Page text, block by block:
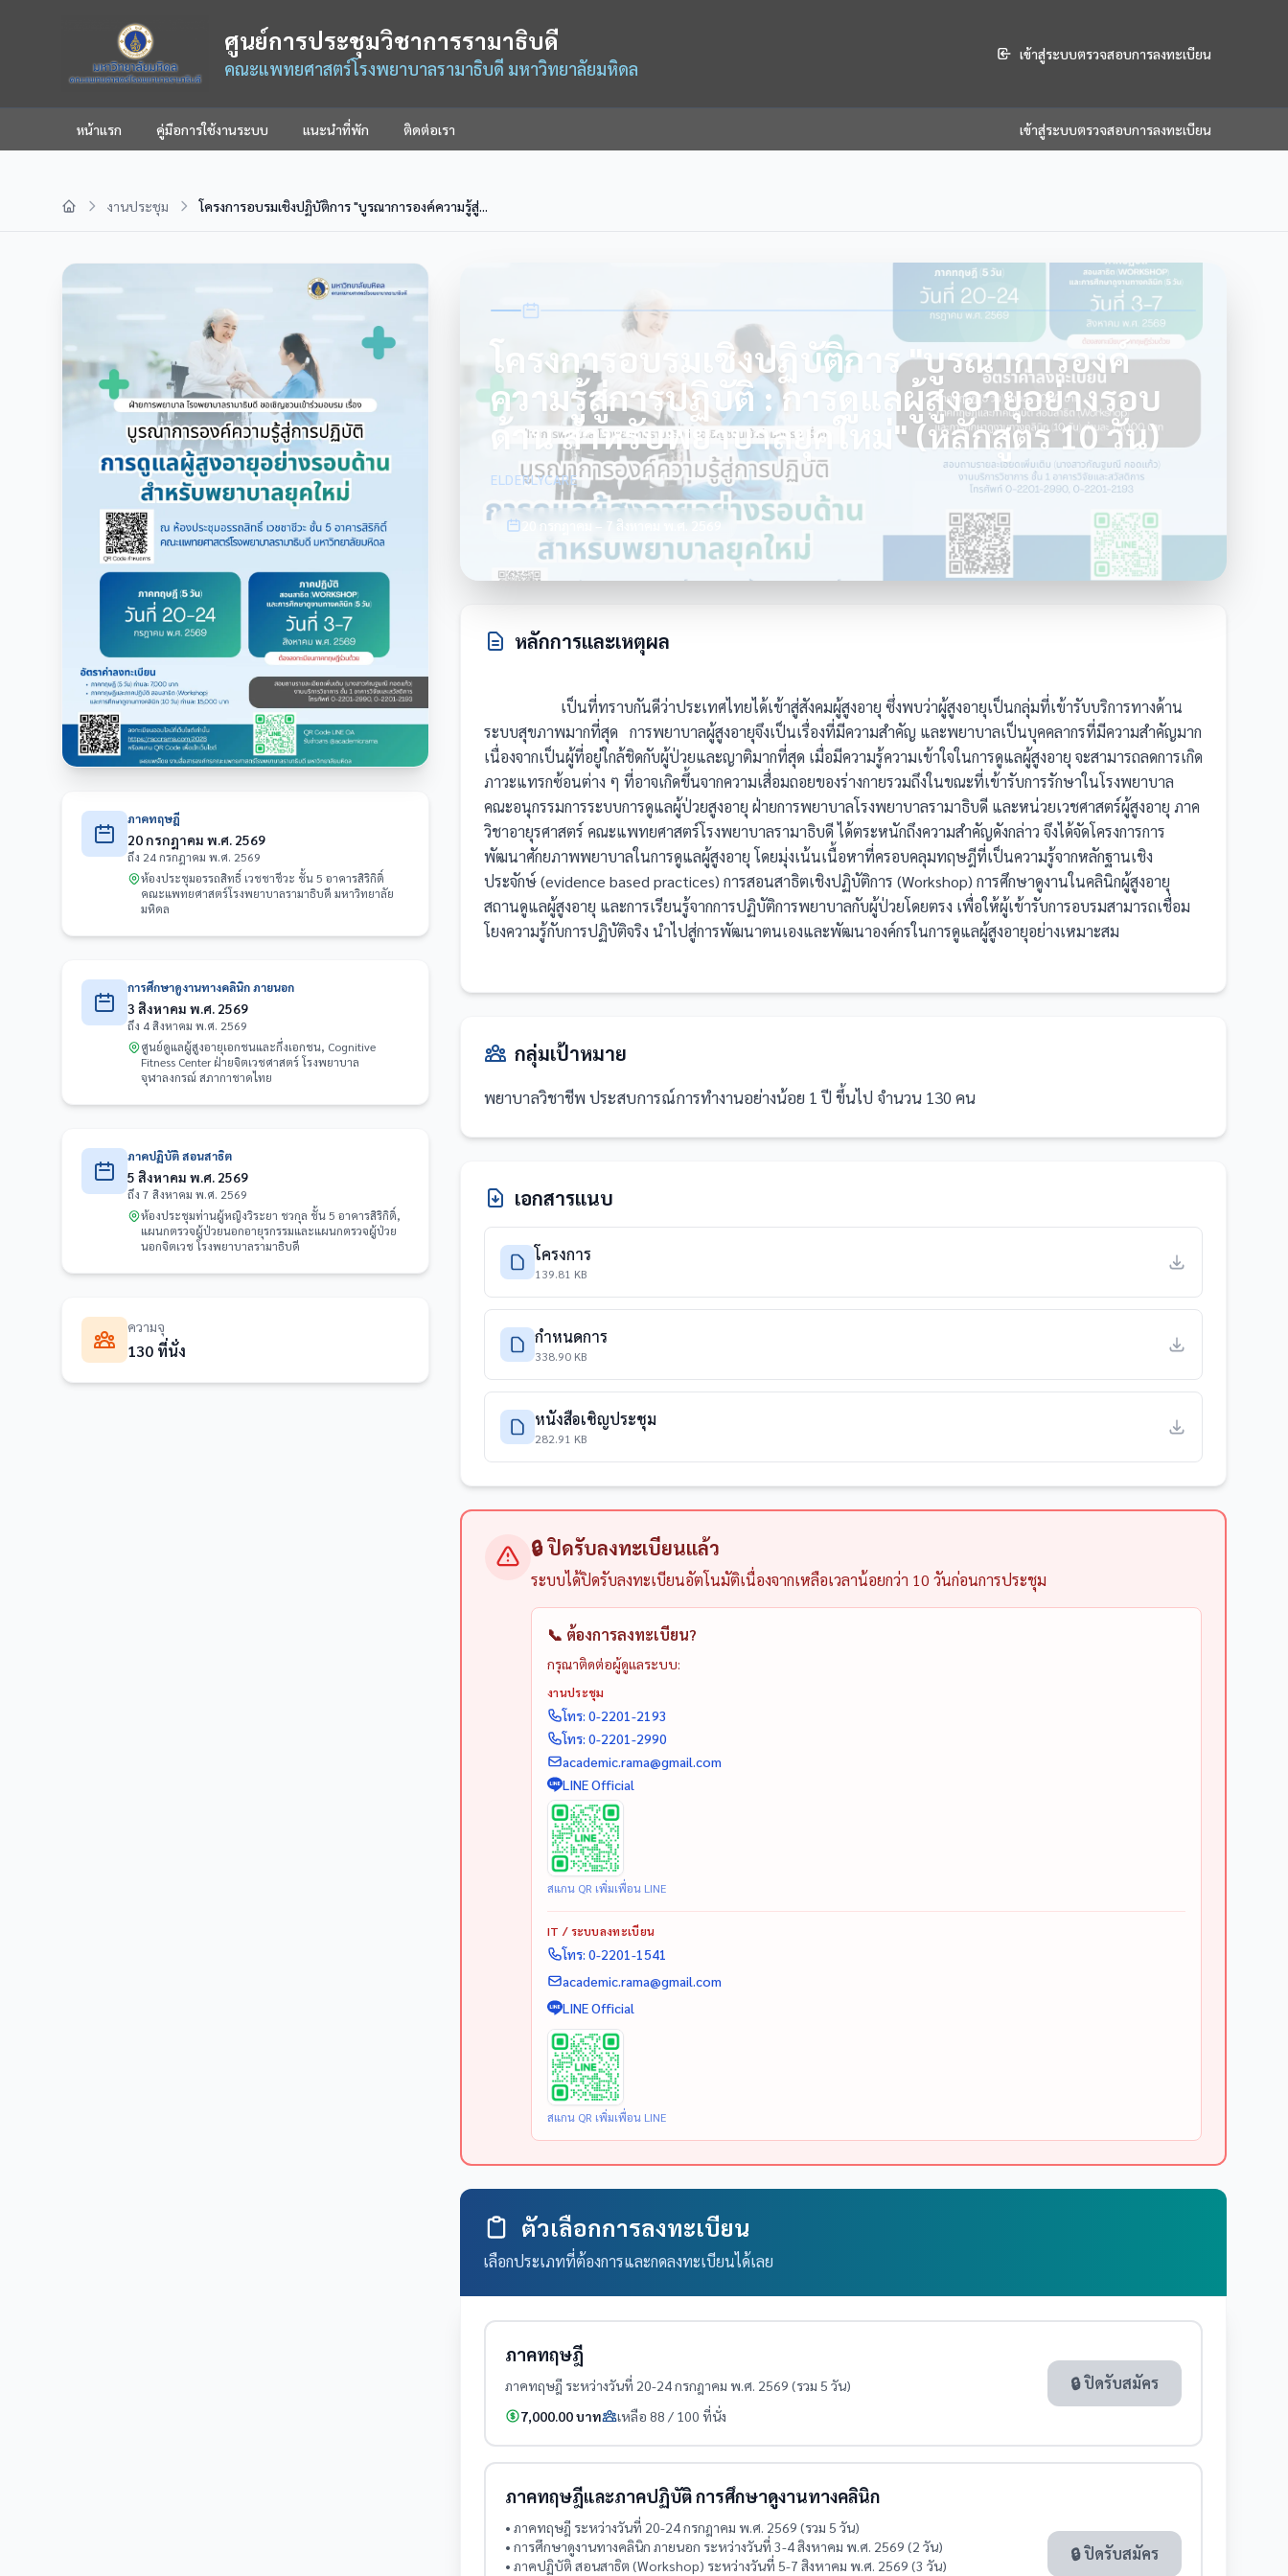
ศูนย์การประชุมวิชาการรามาธิบดี
คณะแพทยศาสตร์โรงพยาบาลรามาธิบดี มหาวิทยาลัยมหิดล
เข้าสู่ระบบตรวจสอบการลงทะเบียน
หน้าแรก คู่มือการใช้งานระบบ แนะนำที่พัก ติดต่อเรา เข้าสู่ระบบตรวจสอบการลงทะเบียน
งานประชุม โครงการอบรมเชิงปฏิบัติการ "บูรณาการองค์ความรู้สู่...
ภาคทฤษฎี
20 กรกฎาคม พ.ศ. 2569
ถึง 24 กรกฎาคม พ.ศ. 2569
ห้องประชุมอรรถสิทธิ์ เวชชาชีวะ ชั้น 5 อาคารสิริกิติ์
คณะแพทยศาสตร์โรงพยาบาลรามาธิบดี มหาวิทยาลัย
มหิดล
การศึกษาดูงานทางคลินิก ภายนอก
3 สิงหาคม พ.ศ. 2569
ถึง 4 สิงหาคม พ.ศ. 2569
ศูนย์ดูแลผู้สูงอายุเอกชนและกึ่งเอกชน, Cognitive
Fitness Center ฝ่ายจิตเวชศาสตร์ โรงพยาบาล
จุฬาลงกรณ์ สภากาชาดไทย
ภาคปฏิบัติ สอนสาธิต
5 สิงหาคม พ.ศ. 2569
ถึง 7 สิงหาคม พ.ศ. 2569
ห้องประชุมท่านผู้หญิงวิระยา ชวกุล ชั้น 5 อาคารสิริกิติ์,
แผนกตรวจผู้ป่วยนอกอายุรกรรมและแผนกตรวจผู้ป่วย
นอกจิตเวช โรงพยาบาลรามาธิบดี
ความจุ
130 ที่นั่ง
โครงการอบรมเชิงปฏิบัติการ "บูรณาการองค์
ความรู้สู่การปฏิบัติ : การดูแลผู้สูงอายุอย่างรอบ
ด้าน สำหรับพยาบาลยุคใหม่" (หลักสูตร 10 วัน)
ELDERLYCARE
20 กรกฎาคม – 7 สิงหาคม พ.ศ. 2569
หลักการและเหตุผล
ระบบสุขภาพมากที่สุด   การพยาบาลผู้สูงอายุจึงเป็นเรื่องที่มีความสำคัญ และพยาบาลเป็นบุคคลากรที่มีความสำคัญมาก
เนื่องจากเป็นผู้ที่อยู่ใกล้ชิดกับผู้ป่วยและญาติมากที่สุด เมื่อมีความรู้ความเข้าใจในการดูแลผู้สูงอายุ จะสามารถลดการเกิด
ภาวะแทรกซ้อนต่าง ๆ ที่อาจเกิดขึ้นจากความเสื่อมถอยของร่างกายรวมถึงในขณะที่เข้ารับการรักษาในโรงพยาบาล
คณะอนุกรรมการระบบการดูแลผู้ป่วยสูงอายุ ฝ่ายการพยาบาลโรงพยาบาลรามาธิบดี และหน่วยเวชศาสตร์ผู้สูงอายุ ภาค
วิชาอายุรศาสตร์ คณะแพทยศาสตร์โรงพยาบาลรามาธิบดี ได้ตระหนักถึงความสำคัญดังกล่าว จึงได้จัดโครงการการ
พัฒนาศักยภาพพยาบาลในการดูแลผู้สูงอายุ โดยมุ่งเน้นเนื้อหาที่ครอบคลุมทฤษฎีที่เป็นความรู้จากหลักฐานเชิง
ประจักษ์ (evidence based practices) การสอนสาธิตเชิงปฏิบัติการ (Workshop) การศึกษาดูงานในคลินิกผู้สูงอายุ
สถานดูแลผู้สูงอายุ และการเรียนรู้จากการปฏิบัติการพยาบาลกับผู้ป่วยโดยตรง เพื่อให้ผู้เข้ารับการอบรมสามารถเชื่อม
โยงความรู้กับการปฏิบัติจริง นำไปสู่การพัฒนาตนเองและพัฒนาองค์กรในการดูแลผู้สูงอายุอย่างเหมาะสม
กลุ่มเป้าหมาย
พยาบาลวิชาชีพ ประสบการณ์การทำงานอย่างน้อย 1 ปี ขึ้นไป จำนวน 130 คน
เอกสารแนบ
โครงการ
139.81 KB
กำหนดการ
338.90 KB
หนังสือเชิญประชุม
282.91 KB
🔒 ปิดรับลงทะเบียนแล้ว
ระบบได้ปิดรับลงทะเบียนอัตโนมัติเนื่องจากเหลือเวลาน้อยกว่า 10 วันก่อนการประชุม
📞 ต้องการลงทะเบียน?
กรุณาติดต่อผู้ดูแลระบบ:
งานประชุม
โทร: 0-2201-2193
โทร: 0-2201-2990
academic.rama@gmail.com
LINE Official
สแกน QR เพิ่มเพื่อน LINE
IT / ระบบลงทะเบียน
โทร: 0-2201-1541
academic.rama@gmail.com
LINE Official
สแกน QR เพิ่มเพื่อน LINE
ตัวเลือกการลงทะเบียน
เลือกประเภทที่ต้องการและกดลงทะเบียนได้เลย
ภาคทฤษฎี
ภาคทฤษฎี ระหว่างวันที่ 20-24 กรกฎาคม พ.ศ. 2569 (รวม 5 วัน)
7,000.00 บาท
เหลือ 88 / 100 ที่นั่ง
🔒 ปิดรับสมัคร
ภาคทฤษฎีและภาคปฏิบัติ การศึกษาดูงานทางคลินิก
• ภาคทฤษฎี ระหว่างวันที่ 20-24 กรกฎาคม พ.ศ. 2569 (รวม 5 วัน)
• การศึกษาดูงานทางคลินิก ภายนอก ระหว่างวันที่ 3-4 สิงหาคม พ.ศ. 2569 (2 วัน)
• ภาคปฏิบัติ สอนสาธิต (Workshop) ระหว่างวันที่ 5-7 สิงหาคม พ.ศ. 2569 (3 วัน)
🔒 ปิดรับสมัคร